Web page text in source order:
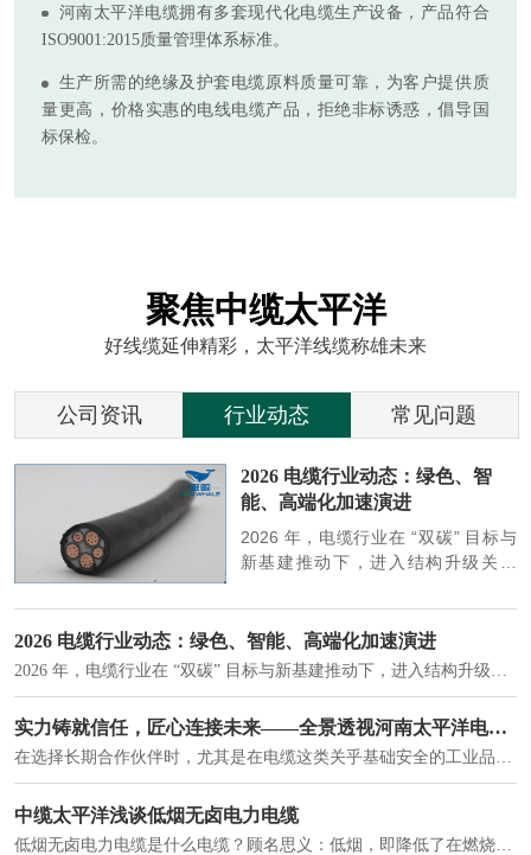
河南太平洋电缆拥有多套现代化电缆生产设备，产品符合
ISO9001:2015质量管理体系标准。
生产所需的绝缘及护套电缆原料质量可靠，为客户提供质
量更高，价格实惠的电线电缆产品，拒绝非标诱惑，倡导国
标保检。
聚焦中缆太平洋
好线缆延伸精彩，太平洋线缆称雄未来
公司资讯 行业动态 常见问题
2026 电缆行业动态：绿色、智
能、高端化加速演进
2026 年，电缆行业在 “双碳” 目标与
新基建推动下，进入结构升级关键
大清晰趋势，市场格局持续优化。
2026 电缆行业动态：绿色、智能、高端化加速演进
实力铸就信任，匠心连接未来——全景透视河南太平洋电缆厂
在选择长期合作伙伴时，尤其是在电缆这类关乎基础安全的工业品上，供应商的“内在实力”远比一纸报价单更重要。今天，我们邀请您“云参观”河南太平洋电缆厂，透过每一个细节，看我们如何将“可靠”二字，铸入每一米电缆。
中缆太平洋浅谈低烟无卤电力电缆
低烟无卤电力电缆是什么电缆？顾名思义：低烟，即降低了在燃烧时有害物体的产生；卤素对于人体来说是一种有毒气体，无卤就是没有毒气体的释放，通常是针对电缆遇火灾时而言的。低烟无卤电力电缆又可以称之为环保电缆，低烟无卤电缆大多数用于医院和对环境卫生要求比较严格的地方。